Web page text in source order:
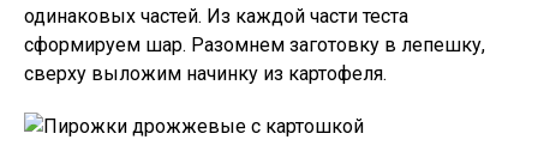
одинаковых частей. Из каждой части теста
сформируем шар. Разомнем заготовку в лепешку,
сверху выложим начинку из картофеля.